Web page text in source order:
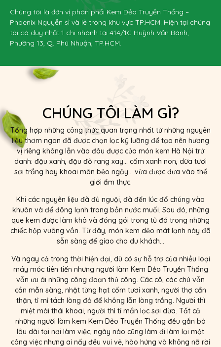
Chúng tôi là đơn vị phân phối Kem Dẻo Truyền Thống –
Phoenix Nguyễn sỉ và lẻ trong khu vực TP.HCM. Hiện tại chúng
tôi có duy nhất 1 chi nhánh tại 414/1C Huỳnh Văn Bánh,
Phường 13, Q. Phú Nhuận, TP.HCM.
CHÚNG TÔI LÀM GÌ?
Tổng hợp những công thức quan trọng nhất từ những nguyên
liệu thơm ngon đã được chọn lọc kỹ lưỡng để tạo nên hương
vị riêng không lẫn vào đâu được của món kem Hà Nội trứ
danh: đậu xanh, đậu đỏ rang xay… cốm xanh non, dừa tươi
sợi trắng hay khoai môn bẻo ngậy… vừa được đưa vào thế
giới ẩm thực.
Khi các nguyên liệu đã đủ nguội, đã đến lúc đổ chúng vào
khuôn và để đông lạnh trong bồn nước muối. Sau đó, những
que kem được làm khô và đóng gói trong tủ đá trong những
chiếc hộp vuông vắn. Từ đây, món kem dẻo mát lạnh này đã
sẵn sàng để giao cho du khách…
Và ngay cả trong thời hiện đại, dù có sự hỗ trợ của nhiều loại
máy móc tiên tiến nhưng người làm Kem Dẻo Truyền Thống
vẫn ưu ái những công đoạn thủ công. Các cô, các chú vẫn
cần mẫn sàng, nhặt từng hạt cốm tươi xanh, người thợ cẩn
thận, tỉ mỉ tách lòng đỏ để không lẫn lòng trắng. Người thì
miệt mài thái khoai, người thì tỉ mẩn lọc sợi dừa. Tất cả
những người làm kem Kem Dẻo Truyền Thống đều gắn bó
lâu dài tại nơi làm việc, ngày nào cũng làm đi làm lại một
công việc nhưng ai nấy đều vui vẻ, hào hứng và không nỡ rời